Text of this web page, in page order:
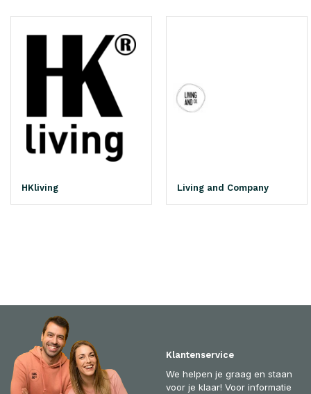
HKliving Living and Company
Klantenservice
We helpen je graag en staan
voor je klaar! Voor informatie